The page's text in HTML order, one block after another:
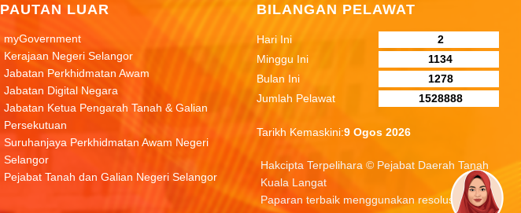
PAUTAN LUAR
myGovernment
Kerajaan Negeri Selangor
Jabatan Perkhidmatan Awam
Jabatan Digital Negara
Jabatan Ketua Pengarah Tanah & Galian
Persekutuan
Suruhanjaya Perkhidmatan Awam Negeri
Selangor
Pejabat Tanah dan Galian Negeri Selangor
BILANGAN PELAWAT
Hari Ini
2
Minggu Ini
1134
Bulan Ini
1278
Jumlah Pelawat
1528888
Tarikh Kemaskini:9 Ogos 2026
Hakcipta Terpelihara © Pejabat Daerah Tanah
Kuala Langat
Paparan terbaik menggunakan resolusi skrin